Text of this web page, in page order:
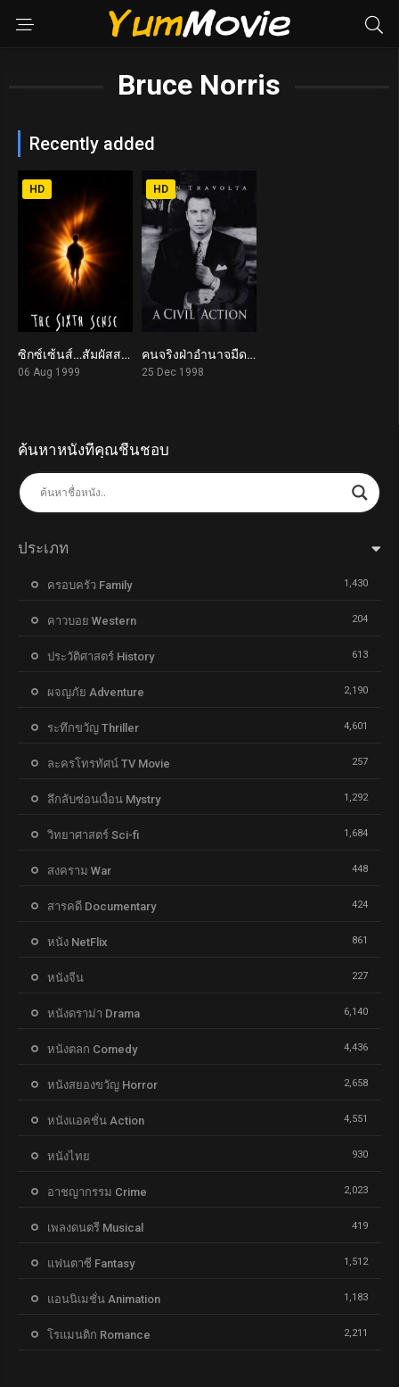
Bruce Norris
Recently added
8.0
HD
ซิกซ์เซ้นส์…สัมผัสสยอง The Sixth Sense (1999)
06 Aug 1999
6.6
HD
คนจริงฝ่าอำนาจมืด A Civil Action (1998)
25 Dec 1998
ค้นหาหนังที่คุณชื่นชอบ
ประเภท
ครอบครัว Family 1,430
คาวบอย Western 204
ประวัติศาสตร์ History 613
ผจญภัย Adventure 2,190
ระทึกขวัญ Thriller 4,601
ละครโทรทัศน์ TV Movie 257
ลึกลับซ่อนเงื่อน Mystry 1,292
วิทยาศาสตร์ Sci-fi 1,684
สงคราม War 448
สารคดี Documentary 424
หนัง NetFlix 861
หนังจีน 227
หนังดราม่า Drama 6,140
หนังตลก Comedy 4,436
หนังสยองขวัญ Horror 2,658
หนังแอคชั่น Action 4,551
หนังไทย 930
อาชญากรรม Crime 2,023
เพลงดนตรี Musical 419
แฟนตาซี Fantasy 1,512
แอนนิเมชั่น Animation 1,183
โรแมนติก Romance 2,211